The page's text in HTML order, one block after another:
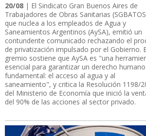
20/08 | El Sindicato Gran Buenos Aires de
Trabajadores de Obras Sanitarias
que nuclea a los empleados de Agua y
Saneamientos Argentinos (AySA), emitió un
contundente comunicado rechazando el
de privatización impulsado por el Gobierno.
gremio sostiene que AySA es "una
esencial para garantizar un derecho humano
fundamental: el acceso al agua y al
saneamiento", y critica la Resolución 1198/
del Ministerio de Economía que inició la
del 90% de las acciones al sector privado.